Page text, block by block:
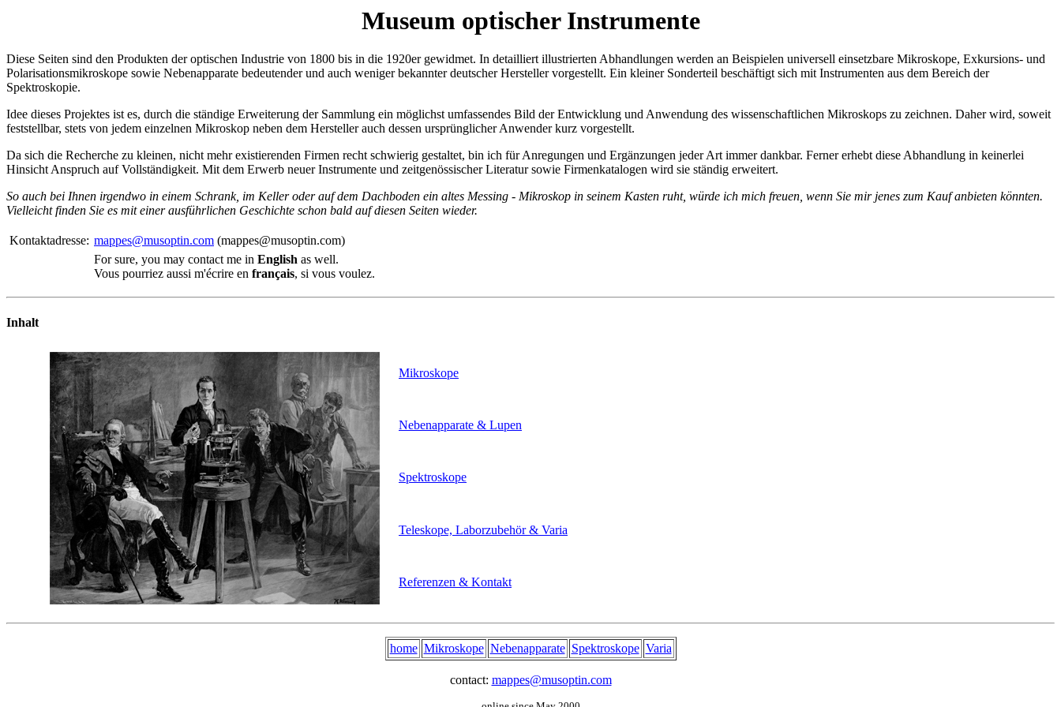
Museum optischer Instrumente
Diese Seiten sind den Produkten der optischen Industrie von 1800 bis in die 1920er gewidmet. In detailliert illustrierten Abhandlungen werden an Beispielen universell einsetzbare Mikroskope, Exkursions- und
Polarisationsmikroskope sowie Nebenapparate bedeutender und auch weniger bekannter deutscher Hersteller vorgestellt. Ein kleiner Sonderteil beschäftigt sich mit Instrumenten aus dem Bereich der
Spektroskopie.
Idee dieses Projektes ist es, durch die ständige Erweiterung der Sammlung ein möglichst umfassendes Bild der Entwicklung und Anwendung des wissenschaftlichen Mikroskops zu zeichnen. Daher wird, soweit
feststellbar, stets von jedem einzelnen Mikroskop neben dem Hersteller auch dessen ursprünglicher Anwender kurz vorgestellt.
Da sich die Recherche zu kleinen, nicht mehr existierenden Firmen recht schwierig gestaltet, bin ich für Anregungen und Ergänzungen jeder Art immer dankbar. Ferner erhebt diese Abhandlung in keinerlei
Hinsicht Anspruch auf Vollständigkeit. Mit dem Erwerb neuer Instrumente und zeitgenössischer Literatur sowie Firmenkatalogen wird sie ständig erweitert.
So auch bei Ihnen irgendwo in einem Schrank, im Keller oder auf dem Dachboden ein altes Messing - Mikroskop in seinem Kasten ruht, würde ich mich freuen, wenn Sie mir jenes zum Kauf anbieten könnten.
Vielleicht finden Sie es mit einer ausführlichen Geschichte schon bald auf diesen Seiten wieder.
Kontaktadresse: mappes@musoptin.com (mappes@musoptin.com)
For sure, you may contact me in English as well.
Vous pourriez aussi m'écrire en français, si vous voulez.
Inhalt
Mikroskope
Nebenapparate & Lupen
Spektroskope
Teleskope, Laborzubehör & Varia
Referenzen & Kontakt
home Mikroskope Nebenapparate Spektroskope Varia
contact: mappes@musoptin.com